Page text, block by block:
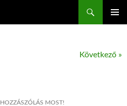
Következő »
HOZZÁSZÓLÁS MOST!